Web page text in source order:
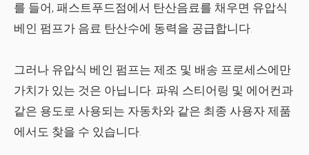
를 들어, 패스트푸드점에서 탄산음료를 채우면 유압식
베인 펌프가 음료 탄산수에 동력을 공급합니다.
그러나 유압식 베인 펌프는 제조 및 배송 프로세스에만
가치가 있는 것은 아닙니다. 파워 스티어링 및 에어컨과
같은 용도로 사용되는 자동차와 같은 최종 사용자 제품
에서도 찾을 수 있습니다.